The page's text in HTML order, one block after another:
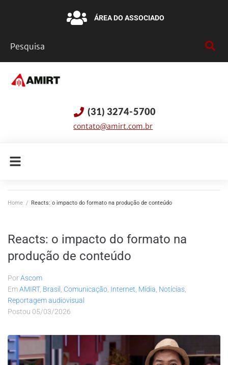
ÁREA DO ASSOCIADO
(31) 3274-5700
contato@amirt.com.br
Home / Reacts: o impacto do formato na produção de conteúdo
Reacts: o impacto do formato na
produção de conteúdo
PorAscom
EmAMIRT, Brasil Comunicação Internet Mídia Notícias
Reportagem audiovisual
Postou 05/03/2026